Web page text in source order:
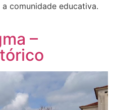
comunidade educativa.
–